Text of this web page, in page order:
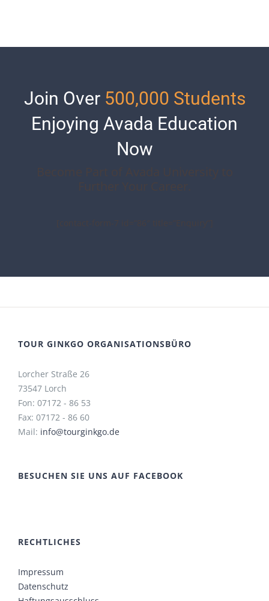
Join Over 500,000 Students
Enjoying Avada Education
Now
TOUR GINKGO ORGANISATIONSBÜRO
Lorcher Straße 26
73547 Lorch
Fon: 07172 - 86 53
Fax: 07172 - 86 60
Mail: info@tourginkgo.de
BESUCHEN SIE UNS AUF FACEBOOK
RECHTLICHES
Impressum
Datenschutz